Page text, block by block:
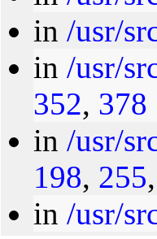
in /usr/
in /usr/
352, 378
in /usr/
198, 255
in /usr/